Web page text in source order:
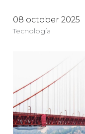
08 october 2025
Tecnología